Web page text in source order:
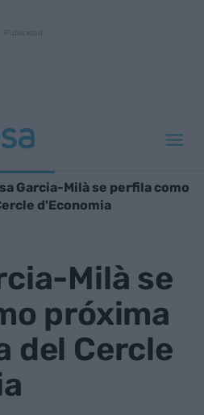
Garcia-Milà se perfila como
d'Economia
Milà se
próxima
del Cercle